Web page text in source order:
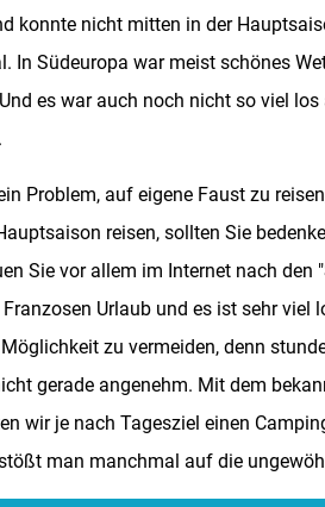
konnte nicht mitten in der
In Südeuropa war meist schönes
es war auch noch nicht so viel
Problem, auf eigene Faust zu
reisen, sollten Sie
Sie vor allem im Internet nach den
Urlaub und es ist sehr viel
zu vermeiden, denn
gerade angenehm. Mit dem
wir je nach Tagesziel einen
man manchmal auf die